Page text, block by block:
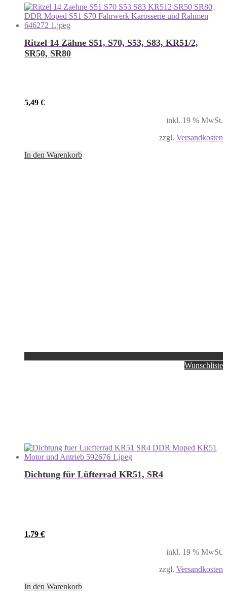
Ritzel 14 Zähne S51, S70, S53, S83, KR51/2,
SR50, SR80
5,49 €
inkl. 19 % MwSt.
zzgl. Versandkosten
In den Warenkorb
Wunschliste
Dichtung für Lüfterrad KR51, SR4
1,79 €
inkl. 19 % MwSt.
zzgl. Versandkosten
In den Warenkorb